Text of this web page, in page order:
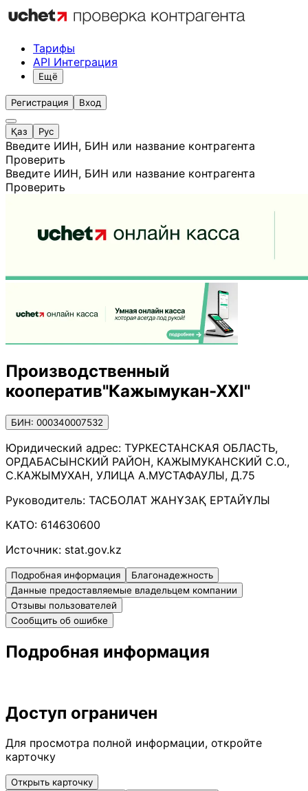
Тарифы
API Интеграция
Ещё
Регистрация Вход
Қаз Рус
Введите ИИН, БИН или название контрагента
Проверить
Введите ИИН, БИН или название контрагента
Проверить
Производственный
кооператив"Кажымукан-ХХІ"
БИН: 000340007532
Юридический адрес: ТУРКЕСТАНСКАЯ ОБЛАСТЬ,
ОРДАБАСЫНСКИЙ РАЙОН, КАЖЫМУКАНСКИЙ С.О.,
С.КАЖЫМУХАН, УЛИЦА А.МУСТАФАУЛЫ, Д.75
Руководитель: ТАСБОЛАТ ЖАНҰЗАҚ ЕРТАЙҰЛЫ
КАТО: 614630600
Источник: stat.gov.kz
Подробная информация
Благонадежность
Данные предоставляемые владельцем компании
Отзывы пользователей
Сообщить об ошибке
Подробная информация
Доступ ограничен
Для просмотра полной информации, откройте
карточку
Открыть карточку